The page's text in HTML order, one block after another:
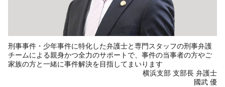
刑事事件・少年事件に特化した弁護士と専門スタッフの刑事弁護
チームによる親身かつ全力のサポートで、事件の当事者の方やご
家族の方と一緒に事件解決を目指してまいります
横浜支部 支部長 弁護士
國武 優